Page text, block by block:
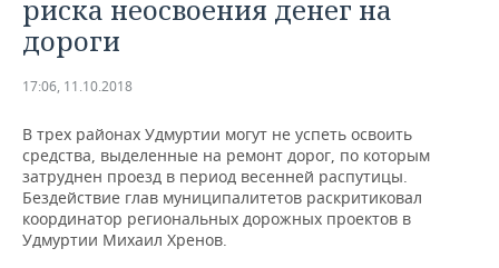
УДМУРТИЯ
НОВОСТИ АНАЛИТИКИ
ДЕКЛАРАЦИИ О ДОХОДАХ
КОРОЛИ ГОСЗАКАЗА ПФО
ВУЗЫ ТАТАРСТАНА
КОМУ ПРИНАДЛЕЖАТ
ЭКОНОМИКА
НОВОСТИ ЭКОНОМИКИ
ФИНАНСЫ
БАНКИ
БЮДЖЕТ
ПРОМЫШЛЕННОСТЬ
НОВОСТИ
ПРОМЫШЛЕННОСТИ
АГРОПРОМ
НЕДВИЖИМОСТЬ
НОВОСТИ НЕДВИЖИМОСТИ
АВТО
НОВОСТИ АВТО
БИЗНЕС
риска неосвоения денег на
дороги
17:06, 11.10.2018
В трех районах Удмуртии могут не успеть освоить
средства, выделенные на ремонт дорог, по которым
затруднен проезд в период весенней распутицы.
Бездействие глав муниципалитетов раскритиковал
координатор региональных дорожных проектов в
Удмуртии Михаил Хренов.